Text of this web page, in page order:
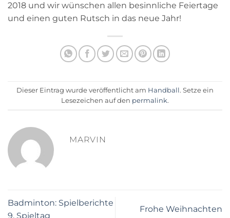
2018 und wir wünschen allen besinnliche Feiertage
und einen guten Rutsch in das neue Jahr!
Dieser Eintrag wurde veröffentlicht am Handball. Setze ein
Lesezeichen auf den permalink.
MARVIN
Badminton: Spielberichte
9. Spieltag
Frohe Weihnachten